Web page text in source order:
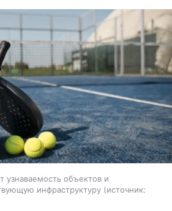
объектов и
инфраструктуру
источник: